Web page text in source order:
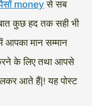
moneyसे सब
कुछ हद तक सही भी
आपका मान सम्मान
के लिए तथा आपसे
आते हैं|! यह पोस्ट